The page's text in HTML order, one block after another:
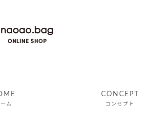
ム
CONCEPT
コンセプト